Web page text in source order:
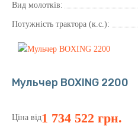
Вид молотків:
Потужність трактора (к.с.):
Мульчер BOXING 2200
Ціна від1 734 522 грн.